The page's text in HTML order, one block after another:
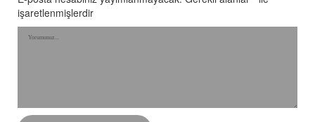
işaretlenmişlerdir